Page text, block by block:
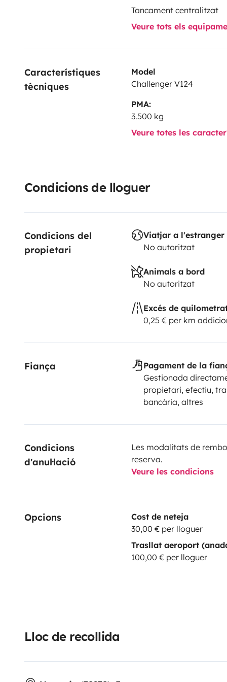
Tancament centralitzat
Veure tots els
Característiques
tècniques
Model
Challenger V124
PMA:
3.500 kg
Veure totes les
Condicions de lloguer
Condicions del
propietari
Viatjar a l'estranger
No autoritzat
Animals a bord
No autoritzat
Excés de
0,25 € per km
Fiança
Pagament de la
Gestionada
propietari, efectiu,
bancària, altres
Condicions
d'anul·lació
Les modalitats de
reserva.
Veure les condicions
Opcions
Cost de neteja
30,00 € per lloguer
Trasllat aeroport
100,00 € per lloguer
Lloc de recollida